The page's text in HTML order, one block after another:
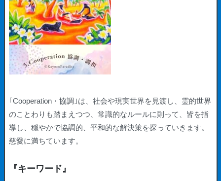
｢Cooperation・協調｣は、社会や現実世界を見渡し、霊的世界
のことわりも踏まえつつ、常識的なルールに則って、皆を指
導し、穏やかで協調的、平和的な解決策を探っていきます。
慈愛に満ちています。
『キーワード』